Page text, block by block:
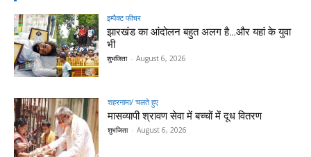
इम्पैक्ट फीचर
झारखंड का आंदोलन बहुत अलग है…और यहां के युवा
भी
शुभजिता - August 6, 2026
शहरनामा/ चलते हुए
मासव्यापी श्रावण सेवा में बच्चों में दूध वितरण
शुभजिता - August 6, 2026